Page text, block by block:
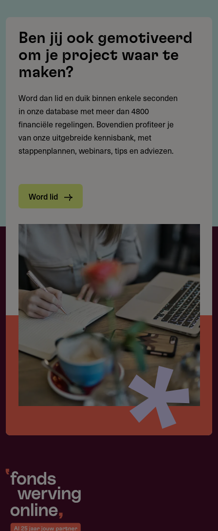
Ben jij ook gemotiveerd
om je project waar te
maken?
Word dan lid en duik binnen enkele seconden
in onze database met meer dan 4800
financiële regelingen. Bovendien profiteer je
van onze uitgebreide kennisbank, met
stappenplannen, webinars, tips en adviezen.
Word lid